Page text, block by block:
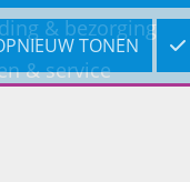
TONEN
& bezorging
& service